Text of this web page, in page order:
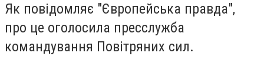
Як повідомляє "Європейська правда",
про це оголосила пресслужба
командування Повітряних сил.